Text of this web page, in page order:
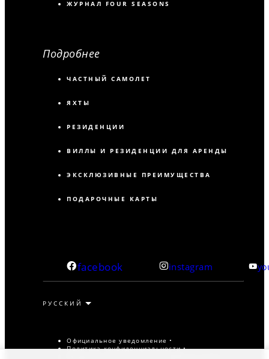
ЖУРНАЛ FOUR SEASONS
Подробнее
ЧАСТНЫЙ САМОЛЕТ
ЯХТЫ
РЕЗИДЕНЦИИ
ВИЛЛЫ И РЕЗИДЕНЦИИ ДЛЯ АРЕНДЫ
ЭКСКЛЮЗИВНЫЕ ПРЕИМУЩЕСТВА
ПОДАРОЧНЫЕ КАРТЫ
facebook instagram
Официальное уведомление
Политика конфиденциальности